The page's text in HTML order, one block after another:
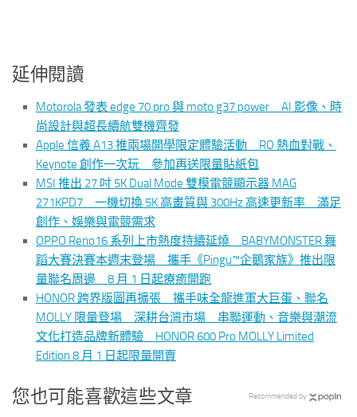
延伸閱讀
Motorola 發表 edge 70 pro 與 moto g37 power AI 影像、時
尚設計與超長續航雙機齊發
Apple 信義 A13 推兩場開學限定體驗活動 RO 熱血對戰、
Keynote 創作一次玩 參加再送限量貼紙包
MSI 推出 27 吋 5K Dual Mode 雙模電競顯示器 MAG
271KPD7 一機切換 5K 高畫質與 300Hz 高速更新率 滿足
創作、娛樂與電競需求
OPPO Reno16 系列上市熱度持續延燒 BABYMONSTER 舞
蹈大賽決賽本週末登場 攜手《Pingu™企鵝家族》推出限
量聯名周邊 8 月 1 日起療癒開跑
HONOR 跨界版圖再擴張 攜手味全龍進軍大巨蛋、聯名
MOLLY 限量登場 深耕台灣市場 串聯運動、音樂與潮流
文化打造品牌新體驗 HONOR 600 Pro MOLLY Limited
Edition 8 月 1 日起限量開賣
您也可能喜歡這些文章 Recommended by